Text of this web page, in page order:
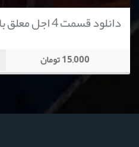
دانلود قسمت 4 اجل معلق با کیفیت 480
15,000 تومان